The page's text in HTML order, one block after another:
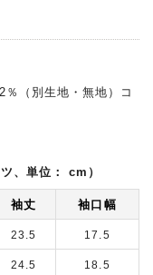
（別生地・無地）コ
、単位： cm）
袖丈 袖口幅
23.5 17.5
24.5 18.5